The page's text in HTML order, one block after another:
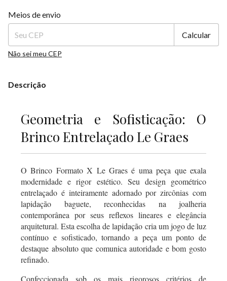
Entregas para o CEP:
Meios de envio
Calcular
Não sei meu CEP
Descrição
Geometria e Sofisticação: O
Brinco Entrelaçado Le Graes
O Brinco Formato X Le Graes é uma peça que exala
modernidade e rigor estético. Seu design geométrico
entrelaçado é inteiramente adornado por zircônias com
lapidação baguete, reconhecidas na joalheria
contemporânea por seus reflexos lineares e elegância
arquitetural. Esta escolha de lapidação cria um jogo de luz
contínuo e sofisticado, tornando a peça um ponto de
destaque absoluto que comunica autoridade e bom gosto
refinado.
Confeccionada sob os mais rigorosos critérios de